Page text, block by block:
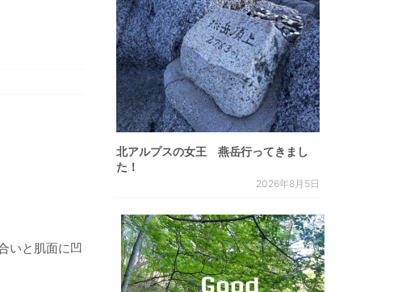
いと肌面に凹
北アルプスの女王 燕岳行ってきまし
た！
2026年8月5日